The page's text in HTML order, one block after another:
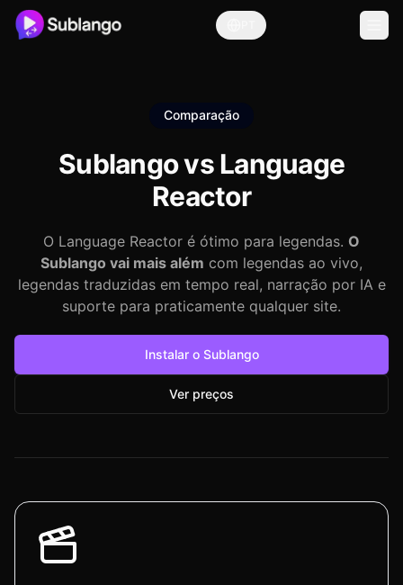
Comparação
Sublango vsLanguage
Reactor
O Language Reactor é ótimo para legendas. O
Sublango vai mais além com legendas ao vivo,
legendas traduzidas em tempo real, narração por IA e
suporte para praticamente qualquer site.
Instalar o Sublango
Ver preços